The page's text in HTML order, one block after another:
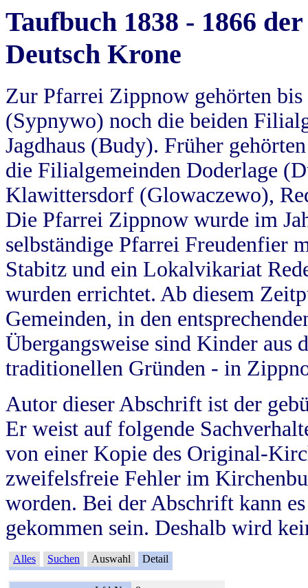
Taufbuch 1838 - 1866
Deutsch Krone
Zur Pfarrei Zippnow gehörten
(Sypnywo) noch die beiden
Jagdhaus (Budy). Früher
die Filialgemeinden Doderlage
Klawittersdorf (Glowaczewo),
Die Pfarrei Zippnow wurde im
selbständige Pfarrei Freudenfier
Stabitz und ein Lokalvikariat
wurden errichtet. Ab diesem
Gemeinden, in den
Übergangsweise sind Kinder aus
traditionellen Gründen - in
Autor dieser Abschrift ist der
Er weist auf folgende
von einer Kopie des Original-
zweifelsfreie Fehler im
worden. Bei der Abschrift kann
gekommen sein. Deshalb wird
Alles Suchen Auswahl Detail